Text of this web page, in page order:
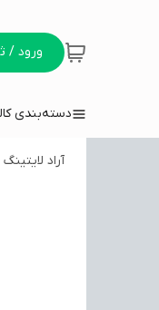
ورود /
دسته‌بندی
آراد لایتینگ